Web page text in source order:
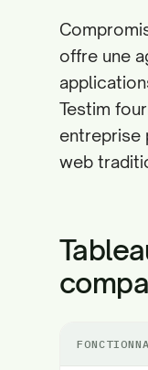
offre une
Testim
entreprise
web